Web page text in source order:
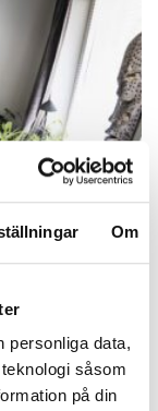
Om
personliga data,
såsom
på din
min sida”, säger